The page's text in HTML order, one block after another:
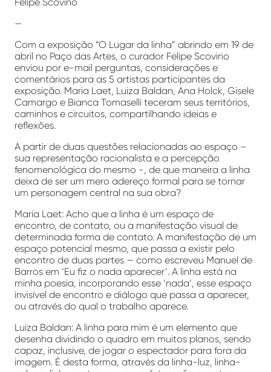
—
Com a exposição “O Lugar da linha” abrindo em 19 de
abril no Paço das Artes, o curador Felipe Scovino
enviou por e-mail perguntas, considerações e
comentários para as 5 artistas participantes da
exposição. Maria Laet, Luiza Baldan, Ana Holck, Gisele
Camargo e Bianca Tomaselli teceram seus territórios,
caminhos e circuitos, compartilhando ideias e
reflexões.
A partir de duas questões relacionadas ao espaço –
sua representação racionalista e a percepção
fenomenológica do mesmo -, de que maneira a linha
deixa de ser um mero adereço formal para se tornar
um personagem central na sua obra?
Maria Laet: Acho que a linha é um espaço de
encontro, de contato, ou a manifestação visual de
determinada forma de contato. A manifestação de um
espaço potencial mesmo, que passa a existir pelo
encontro de duas partes — como escreveu Manuel de
Barros em ‘Eu fiz o nada aparecer’. A linha está na
minha poesia, incorporando esse ‘nada’, esse espaço
invisível de encontro e diálogo que passa a aparecer,
ou através do qual o trabalho aparece.
Luiza Baldan: A linha para mim é um elemento que
desenha dividindo o quadro em muitos planos, sendo
capaz, inclusive, de jogar o espectador para fora da
imagem. É desta forma, através da linha-luz, linha-